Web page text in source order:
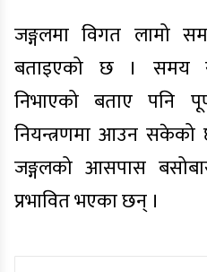
जङ्गलमा विगत लामो
बताइएको छ । समय
निभाएको बताए पनि
नियन्त्रणमा आउन सकेको
जङ्गलको आसपास
प्रभावित भएका छन् ।